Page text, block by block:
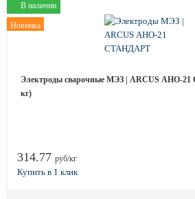
В наличии
Новинка
Электроды сварочные МЭЗ | ARCUS АНО-
кг)
314.77 руб/кг